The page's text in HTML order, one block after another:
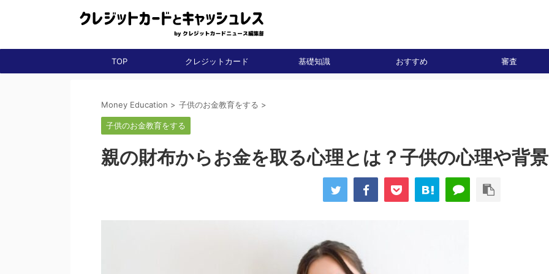
TOP クレジットカード 基礎知識 おすすめ 審査
Money Education > 子供のお金教育をする >
子供のお金教育をする
親の財布からお金を取る心理とは？子供の心理や背